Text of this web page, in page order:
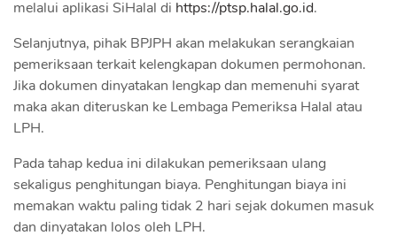
melalui aplikasi SiHalal di https://ptsp.halal.go.id.
Selanjutnya, pihak BPJPH akan melakukan serangkaian
pemeriksaan terkait kelengkapan dokumen permohonan.
Jika dokumen dinyatakan lengkap dan memenuhi syarat
maka akan diteruskan ke Lembaga Pemeriksa Halal atau
LPH.
Pada tahap kedua ini dilakukan pemeriksaan ulang
sekaligus penghitungan biaya. Penghitungan biaya ini
memakan waktu paling tidak 2 hari sejak dokumen masuk
dan dinyatakan lolos oleh LPH.